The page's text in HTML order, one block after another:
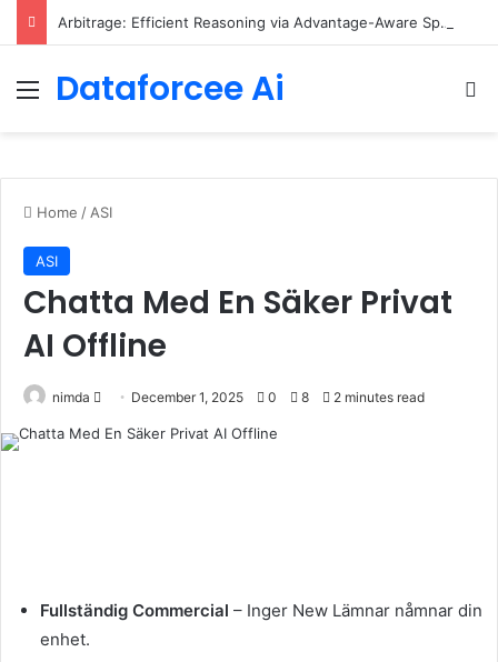
Arbitrage: Efficient Reasoning via Advantage-Aware Speculation
Menu
Dataforcee Ai
Home / ASI
ASI
Chatta Med En Säker Privat
AI Offline
nimda
Send December 1, 2025 0 8 2 minutes read
Fullständig Commercial – Inger New Lämnar nåmnar din
enhet.